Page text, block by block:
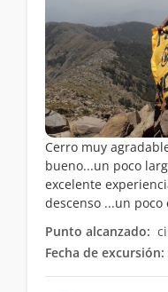
Cerro muy
bueno...un poco
excelente
descenso ...un
Punto alcanzado:
Fecha de excursión: